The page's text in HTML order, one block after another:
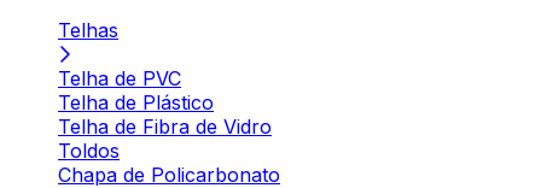
Telhas
Telha de PVC
Telha de Plástico
Telha de Fibra de Vidro
Toldos
Chapa de Policarbonato